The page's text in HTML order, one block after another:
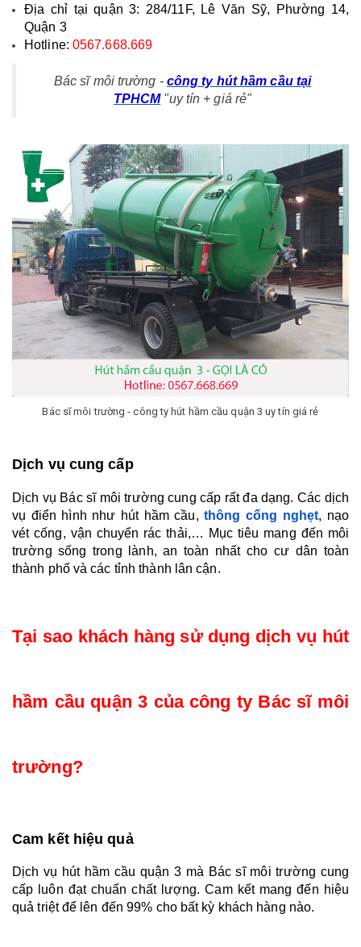
Địa chỉ tại quận 3: 284/11F, Lê Văn Sỹ, Phường 14,
Quận 3
Hotline: 0567.668.669
Bác sĩ môi trường - công ty hút hầm cầu tại
TPHCM"uy tín + giá rẻ"
Bác sĩ môi trường - công ty hút hầm cầu quận 3 uy tín giá rẻ
Dịch vụ cung cấp
Dịch vụ Bác sĩ môi trường cung cấp rất đa dạng. Các dịch
vụ điển hình như hút hầm cầu, thông cống nghẹt, nạo
vét cống, vận chuyển rác thải,… Mục tiêu mang đến môi
trường sống trong lành, an toàn nhất cho cư dân toàn
thành phố và các tỉnh thành lân cận.
Tại sao khách hàng sử dụng dịch vụ hút
hầm cầu quận 3 của công ty Bác sĩ môi
trường?
Cam kết hiệu quả
Dịch vụ hút hầm cầu quận 3 mà Bác sĩ môi trường cung
cấp luôn đạt chuẩn chất lượng. Cam kết mang đến hiệu
quả triệt để lên đến 99% cho bất kỳ khách hàng nào.